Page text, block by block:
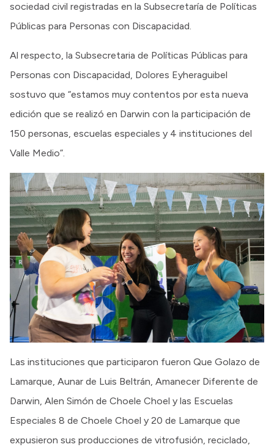
sociedad civil registradas en la Subsecretaría de Políticas
Públicas para Personas con Discapacidad.
Al respecto, la Subsecretaria de Políticas Públicas para
Personas con Discapacidad, Dolores Eyheraguibel
sostuvo que “estamos muy contentos por esta nueva
edición que se realizó en Darwin con la participación de
150 personas, escuelas especiales y 4 instituciones del
Valle Medio”.
Las instituciones que participaron fueron Que Golazo de
Lamarque, Aunar de Luis Beltrán, Amanecer Diferente de
Darwin, Alen Simón de Choele Choel y las Escuelas
Especiales 8 de Choele Choel y 20 de Lamarque que
expusieron sus producciones de vitrofusión, reciclado,